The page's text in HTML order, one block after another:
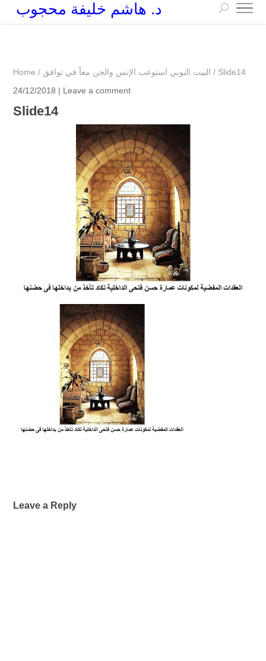
د. هاشم خليفة محجوب
Home / البيت النوبي استوعب الإنس والجن معاً في توافق / Slide14
24/12/2018 | Leave a comment
Slide14
Leave a Reply